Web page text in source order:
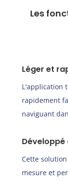
Les
Léger et
L'application
rapidement
naviguant
Développé
Cette
mesure et